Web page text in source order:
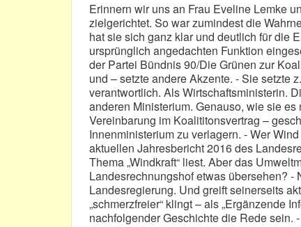
Erinnern wir uns an Frau Eveline Lemke
zielgerichtet. So war zumindest die
hat sie sich ganz klar und deutlich für die
ursprünglich angedachten Funktion
der Partei Bündnis 90/Die Grünen zur
und – setzte andere Akzente. - Sie setzte
verantwortlich. Als Wirtschaftsministerin.
anderen Ministerium. Genauso, wie sie
Vereinbarung im Koalititonsvertrag –
Innenministerium zu verlagern. - Wer
aktuellen Jahresbericht 2016 des
Thema „Windkraft“ liest. Aber das
Landesrechnungshof etwas übersehen?
Landesregierung. Und greift seinerseits
„schmerzfreier“ klingt – als „Ergänzende
nachfolgender Geschichte die Rede sein.